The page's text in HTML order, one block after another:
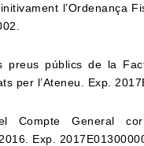
l’Ordenança
preus públics de la
per l’Ateneu. Exp.
Compte General
Exp.